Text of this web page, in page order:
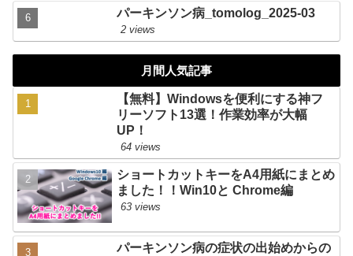
パーキンソン病_tomolog_2025-03
2 views
月間人気記事
【無料】Windowsを便利にする神フ
リーソフト13選！作業効率が大幅
UP！
64 views
ショートカットキーをA4用紙にまとめ
ました！！Win10と Chrome編
63 views
パーキンソン病の症状の出始めからの